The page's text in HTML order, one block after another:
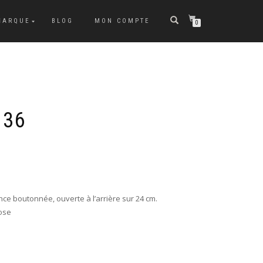
BLOG MON COMPTE 0
boutonnée, ouverte à l’arrière sur 24 cm.